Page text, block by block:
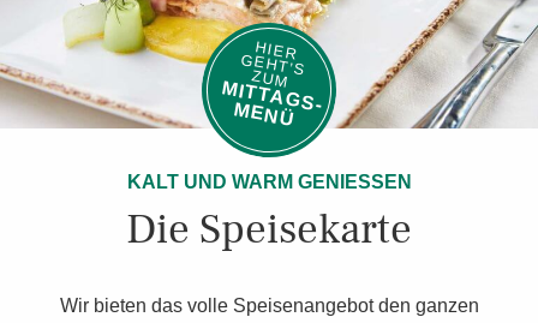
KALT UND WARM GENIESSEN
Die Speisekarte
Wir bieten das volle Speisenangebot den ganzen
HIER
GEHT’S
ZUM
M
ITTA
G
S
­
M
E
N
Ü